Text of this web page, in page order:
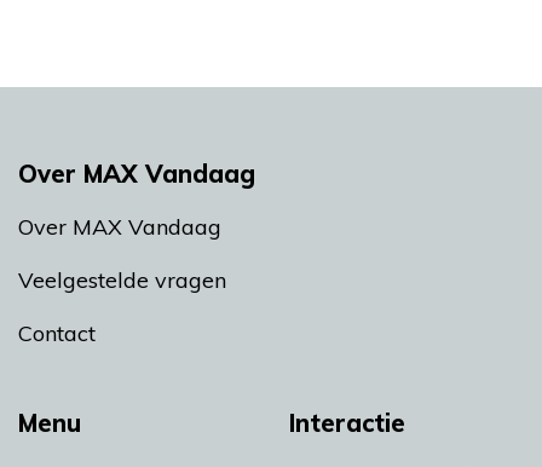
Menu Interactie
Over MAX Vandaag
Over MAX Vandaag
Veelgestelde vragen
Contact